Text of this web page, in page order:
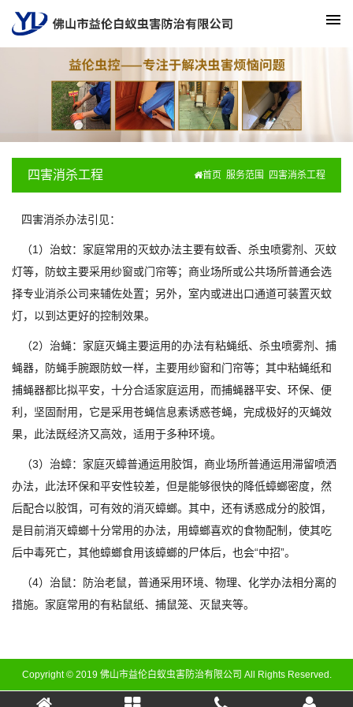
四害消杀工程 首页 服务范围 四害消杀工程
四害消杀办法引见：
（1）治蚊：家庭常用的灭蚊办法主要有蚊香、杀虫喷雾剂、灭蚊
灯等，防蚊主要采用纱窗或门帘等；商业场所或公共场所普通会选
择专业消杀公司来辅佐处置；另外，室内或进出口通道可装置灭蚊
灯，以到达更好的控制效果。
（2）治蝇：家庭灭蝇主要运用的办法有粘蝇纸、杀虫喷雾剂、捕
蝇器，防蝇手腕跟防蚊一样，主要用纱窗和门帘等；其中粘蝇纸和
捕蝇器都比拟平安，十分合适家庭运用，而捕蝇器平安、环保、便
利，坚固耐用，它是采用苍蝇信息素诱惑苍蝇，完成极好的灭蝇效
果，此法既经济又高效，适用于多种环境。
（3）治蟑：家庭灭蟑普通运用胶饵，商业场所普通运用滞留喷洒
办法，此法环保和平安性较差，但是能够很快的降低蟑螂密度，然
后配合以胶饵，可有效的消灭蟑螂。其中，还有诱惑成分的胶饵，
是目前消灭蟑螂十分常用的办法，用蟑螂喜欢的食物配制，使其吃
后中毒死亡，其他蟑螂食用该蟑螂的尸体后，也会“中招”。
（4）治鼠：防治老鼠，普通采用环境、物理、化学办法相分离的
措施。家庭常用的有粘鼠纸、捕鼠笼、灭鼠夹等。
Copyright © 2019 佛山市益伦白蚁虫害防治有限公司 All Rights Reserved.